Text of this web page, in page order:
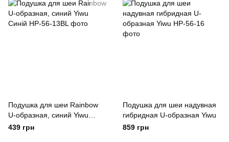
Подушка для шеи Rainbow
U-образная, синий Yiwu
Синій
439 грн
Подушка для шеи надувная
гибридная U-образная Yiwu
859 грн